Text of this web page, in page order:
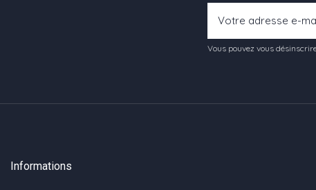
Vous pouvez vous
Informations